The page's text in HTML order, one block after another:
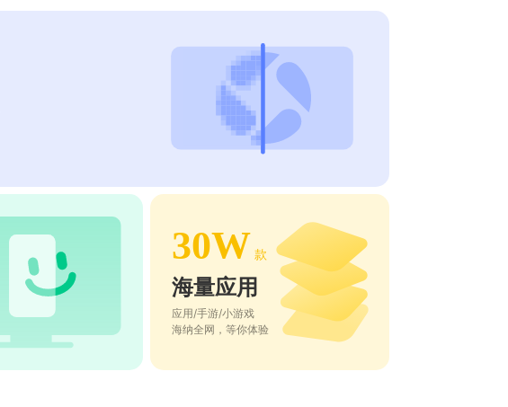
30W 款
海量应用
应用/手游/小游戏
海纳全网，等你体验